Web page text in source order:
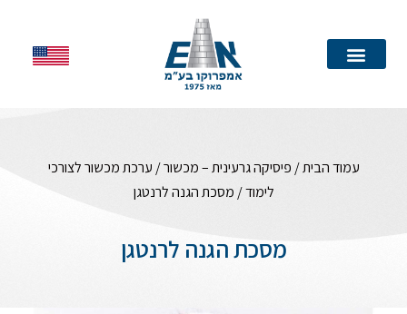
עמוד הבית/ פיסיקה גרעינית – מכשור/ ערכת מכשור לצורכי
לימוד/ מסכת הגנה לרנטגן
מסכת הגנה לרנטגן